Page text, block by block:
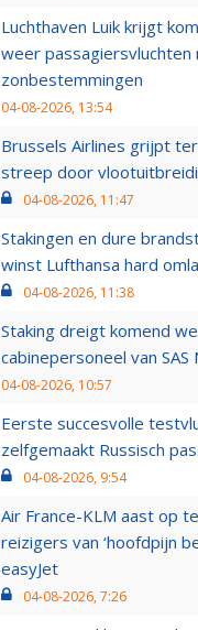
Luchthaven Luik krijgt
weer passagiersvluchten
zonbestemmingen
04-08-2026, 13:54
Brussels Airlines grijpt
streep door
04-08-2026, 11:47
Stakingen en dure
winst Lufthansa hard
04-08-2026, 11:38
Staking dreigt komend
cabinepersoneel van
04-08-2026, 10:57
Eerste succesvolle
zelfgemaakt Russisch
04-08-2026, 9:54
Air France-KLM aast op
reizigers van ‘hoofdpijn
easyJet
04-08-2026, 7:26